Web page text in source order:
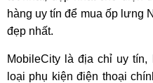
hàng uy tín để mua ốp lưng
đẹp nhất.
MobileCity là địa chỉ uy
loại phụ kiện điện thoại